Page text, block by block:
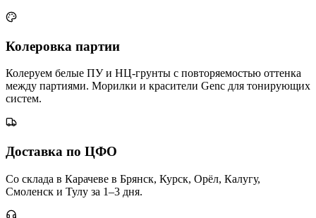
Колеровка партии
Колеруем белые ПУ и НЦ-грунты с повторяемостью оттенка
между партиями. Морилки и красители Genc для тонирующих
систем.
Доставка по ЦФО
Со склада в Карачеве в Брянск, Курск, Орёл, Калугу,
Смоленск и Тулу за 1–3 дня.